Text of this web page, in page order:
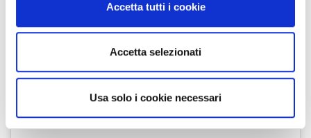
dalla Dichiarazione sui cookie.
Utilizziamo i cookie per personalizzare contenuti ed
analizzare il nostro traffico. Condividiamo inoltre
informazioni sul modo in cui utilizza il nostro sito con i
nostri partner che si occupano di analisi dei dati web,
pubblicità e social media, i quali potrebbero combinarle
Accetta tutti i cookie
Accetta selezionati
Usa solo i cookie necessari
View this post on Instagram